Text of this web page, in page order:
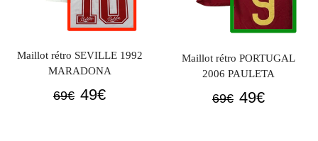
Maillot rétro SEVILLE 1992
MARADONA
69€ Le
49€Le
Maillot rétro PORTUGAL
2006 PAULETA
69€ Le
49€Le